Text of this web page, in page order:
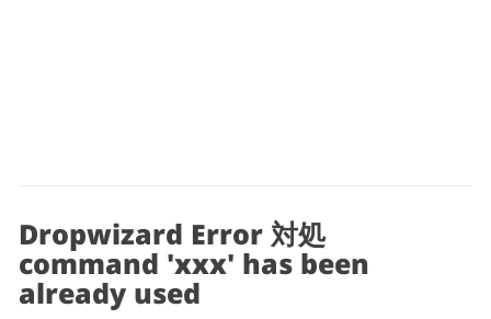
Dropwizard Error 対処
command 'xxx' has been
already used